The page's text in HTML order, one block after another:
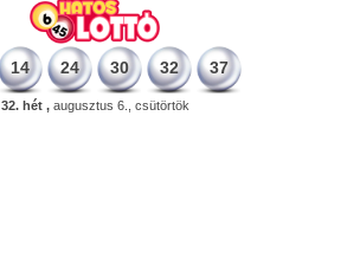
14 24 30 32 37
32. hét ,augusztus 6., csütörtök